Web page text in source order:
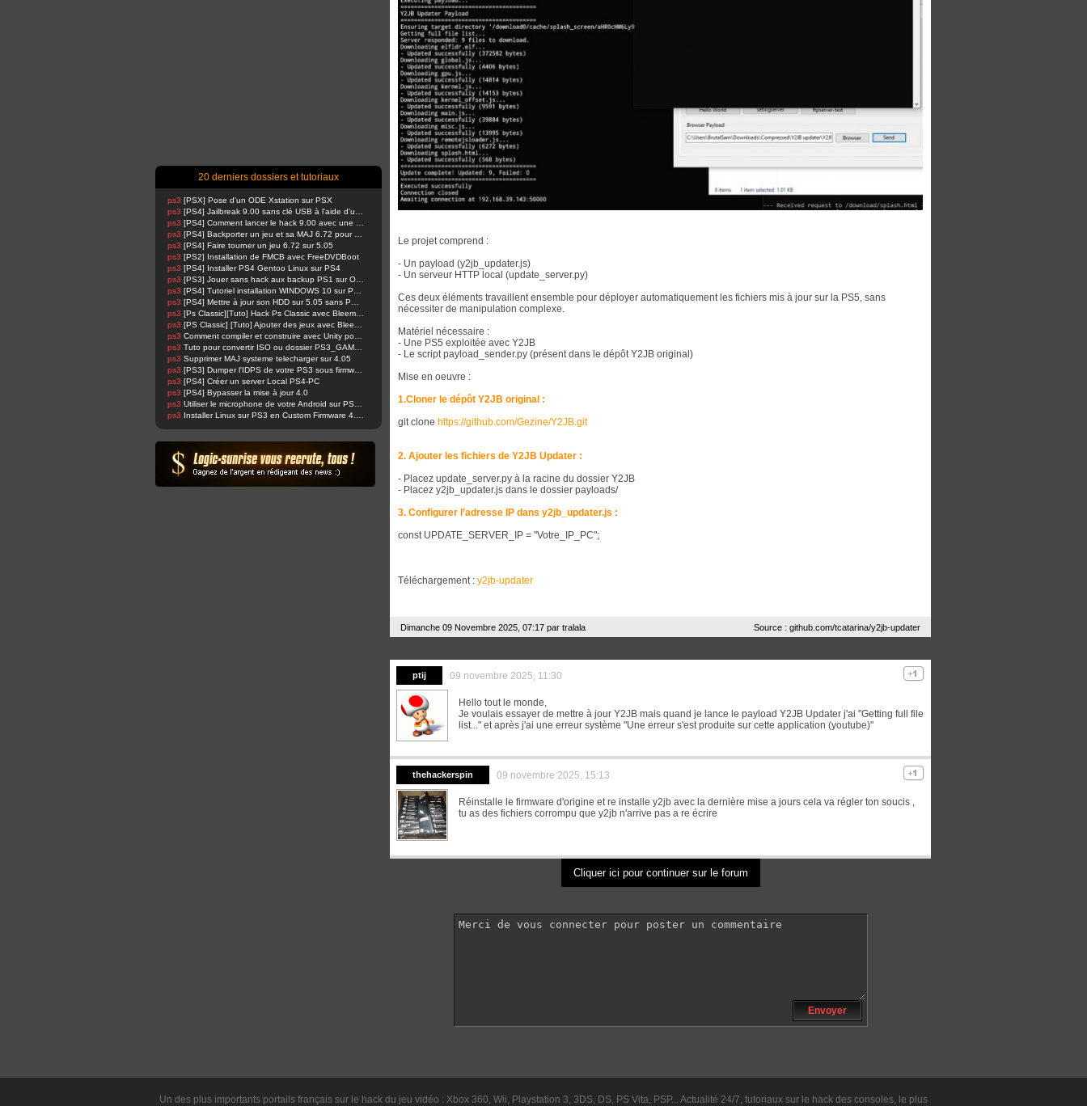
20 derniers dossiers et tutoriaux
ps3 [PSX] Pose d'un ODE Xstation sur PSX
ps3
ps3
ps3
ps3 [PS4] Faire tourner un jeu 6.72 sur 5.05
ps3 [PS2] Installation de FMCB avec FreeDVDBoot
ps3 [PS4] Installer PS4 Gentoo Linux sur PS4
ps3
ps3
ps3
ps3
ps3
ps3
ps3
ps3 Supprimer MAJ systeme telecharger sur 4.05
ps3
ps3 [PS4] Créer un server Local PS4-PC
ps3 [PS4] Bypasser la mise à jour 4.0
ps3
ps3
Le projet comprend :
- Un payload (y2jb_updater.js)
- Un serveur HTTP local (update_server.py)
Ces deux éléments travaillent ensemble pour déployer automatiquement les fichiers mis à jour sur la PS5, sans
nécessiter de manipulation complexe.
Matériel nécessaire :
- Une PS5 exploitée avec Y2JB
- Le script payload_sender.py (présent dans le dépôt Y2JB original)
Mise en oeuvre :
1.Cloner le dépôt Y2JB original :
git clone https://github.com/Gezine/Y2JB.git
2. Ajouter les fichiers de Y2JB Updater :
- Placez update_server.py à la racine du dossier Y2JB
- Placez y2jb_updater.js dans le dossier payloads/
3. Configurer l’adresse IP dans y2jb_updater.js :
const UPDATE_SERVER_IP = "Votre_IP_PC";
Téléchargement : y2jb-updater
Dimanche 09 Novembre 2025, 07:17 par tralala Source : github.com/tcatarina/y2jb-updater
ptij 09 novembre 2025, 11:30
Hello tout le monde,
Je voulais essayer de mettre à jour Y2JB mais quand je lance le payload Y2JB Updater j'ai "Getting full file
list..." et après j'ai une erreur système "Une erreur s'est produite sur cette application (youtube)"
thehackerspin 09 novembre 2025, 15:13
Réinstalle le firmware d'origine et re installe y2jb avec la dernière mise a jours cela va régler ton soucis ,
tu as des fichiers corrompu que y2jb n'arrive pas a re écrire
Cliquer ici pour continuer sur le forum
Envoyer
Un des plus importants portails français sur le hack du jeu vidéo : Xbox 360, Wii, Playstation 3, 3DS, DS, PS Vita, PSP... Actualité 24/7, tutoriaux sur le hack des consoles, le plus